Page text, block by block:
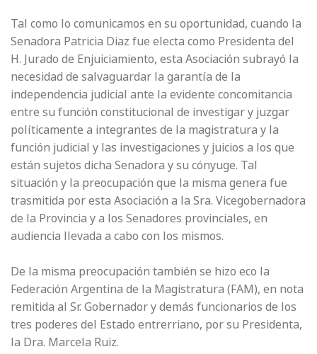
Tal como lo comunicamos en su oportunidad, cuando la
Senadora Patricia Diaz fue electa como Presidenta del
H. Jurado de Enjuiciamiento, esta Asociación subrayó la
necesidad de salvaguardar la garantía de la
independencia judicial ante la evidente concomitancia
entre su función constitucional de investigar y juzgar
políticamente a integrantes de la magistratura y la
función judicial y las investigaciones y juicios a los que
están sujetos dicha Senadora y su cónyuge. Tal
situación y la preocupación que la misma genera fue
trasmitida por esta Asociación a la Sra. Vicegobernadora
de la Provincia y a los Senadores provinciales, en
audiencia llevada a cabo con los mismos.
De la misma preocupación también se hizo eco la
Federación Argentina de la Magistratura (FAM), en nota
remitida al Sr. Gobernador y demás funcionarios de los
tres poderes del Estado entrerriano, por su Presidenta,
la Dra. Marcela Ruiz.